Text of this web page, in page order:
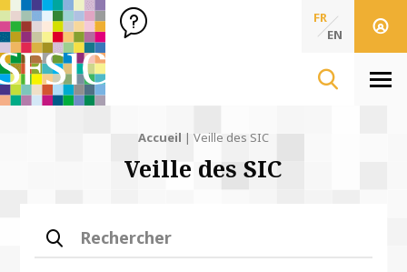
SFSIC Société Française des Sciences de l'Information & de
Société Française des Sciences
de l'Information
FR
EN
Accueil | Veille des SIC
Veille des SIC
Rechercher